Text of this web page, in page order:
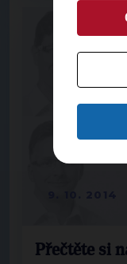
Přečtěte si